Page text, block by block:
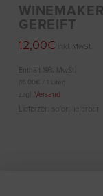
GEREIFT
12,00€ inkl. MwSt.
Enthält 19% MwSt.
16,00 € / 1 Liter)
zzgl. Versand
Lieferzeit: sofort lieferbar